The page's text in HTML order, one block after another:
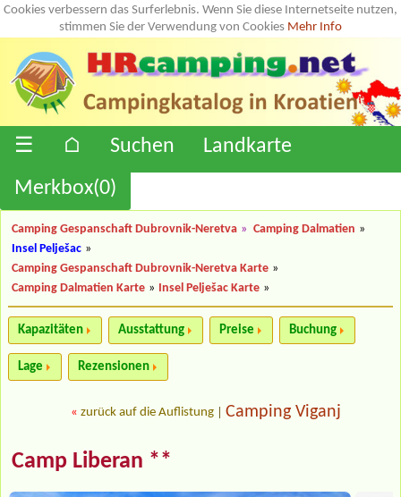
Cookies verbessern das Surferlebnis. Wenn Sie diese Internetseite nutzen,
stimmen Sie der Verwendung von Cookies Mehr Info
☰ ⌂ Suchen
Landkarte
Merkbox(0)
Camping Gespanschaft Dubrovnik-Neretva » Camping Dalmatien »
Insel Pelješac »
Camping Gespanschaft Dubrovnik-Neretva Karte »
Camping Dalmatien Karte » Insel Pelješac Karte »
Kapazitäten Ausstattung Preise Buchung
Lage Rezensionen
« zurück auf die Auflistung Camping Viganj
Camp Liberan **